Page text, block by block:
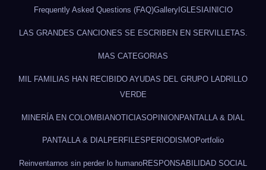
Frequently Asked Questions (FAQ)GalleryIGLESIAINICIO
LAS GRANDES CANCIONES SE ESCRIBEN EN SERVILLETAS.
MAS CATEGORIAS
MIL FAMILIAS HAN RECIBIDO AYUDAS DEL GRUPO LADRILLO
VERDE
MINERÍA EN COLOMBIANOTICIASOPINIONPANTALLA & DIAL
PANTALLA & DIALPERFILES PERIODISMOPortfolio
Reinventarnos sin perder lo humanoRESPONSABILIDAD SOCIAL